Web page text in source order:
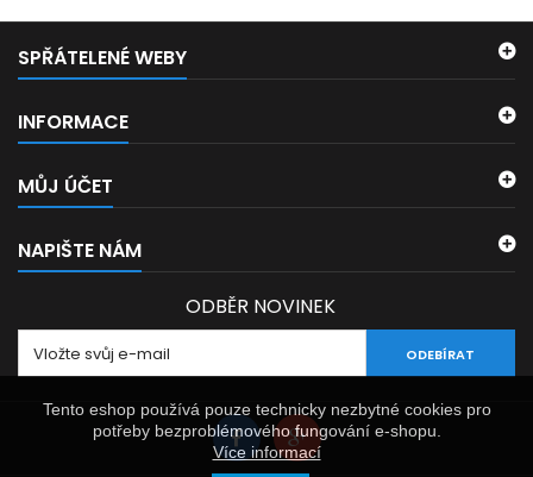
SPŘÁTELENÉ WEBY
INFORMACE
MŮJ ÚČET
NAPIŠTE NÁM
ODBĚR NOVINEK
ODEBÍRAT
Tento eshop používá pouze technicky nezbytné cookies pro
potřeby bezproblémového fungování e-shopu.
Více informací